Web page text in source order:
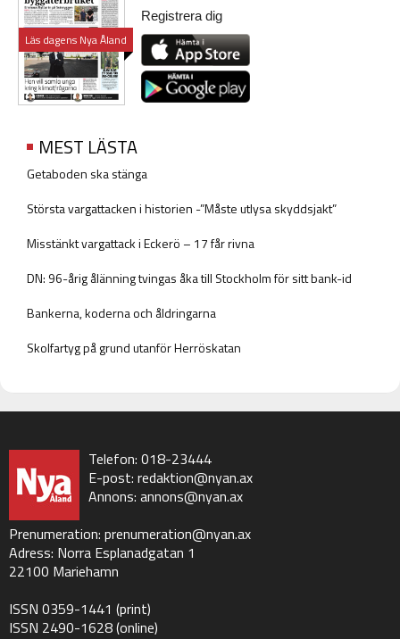
Läs dagens Nya Åland
Registrera dig
MEST LÄSTA
Getaboden ska stänga
Största vargattacken i historien -”Måste utlysa skyddsjakt”
Misstänkt vargattack i Eckerö – 17 får rivna
DN: 96-årig ålänning tvingas åka till Stockholm för sitt bank-id
Bankerna, koderna och åldringarna
Skolfartyg på grund utanför Herröskatan
Telefon: 018-23444
E-post: redaktion@nyan.ax
Annons: annons@nyan.ax
Prenumeration: prenumeration@nyan.ax
Adress: Norra Esplanadgatan 1
22100 Mariehamn
ISSN 0359-1441 (print)
ISSN 2490-1628 (online)